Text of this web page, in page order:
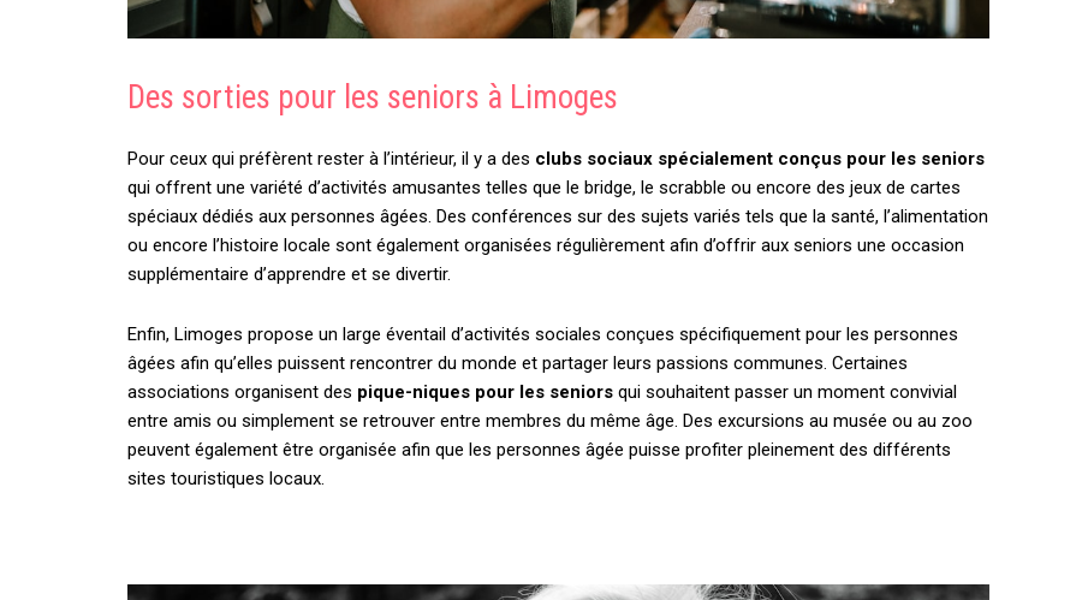
Des sorties pour les seniors à Limoges
Pour ceux qui préfèrent rester à l’intérieur, il y a des clubs sociaux spécialement conçus pour les seniors
qui offrent une variété d’activités amusantes telles que le bridge, le scrabble ou encore des jeux de cartes
spéciaux dédiés aux personnes âgées. Des conférences sur des sujets variés tels que la santé, l’alimentation
ou encore l’histoire locale sont également organisées régulièrement afin d’offrir aux seniors une occasion
supplémentaire d’apprendre et se divertir.
Enfin, Limoges propose un large éventail d’activités sociales conçues spécifiquement pour les personnes
âgées afin qu’elles puissent rencontrer du monde et partager leurs passions communes. Certaines
associations organisent des pique-niques pour les seniors qui souhaitent passer un moment convivial
entre amis ou simplement se retrouver entre membres du même âge. Des excursions au musée ou au zoo
peuvent également être organisée afin que les personnes âgée puisse profiter pleinement des différents
sites touristiques locaux.